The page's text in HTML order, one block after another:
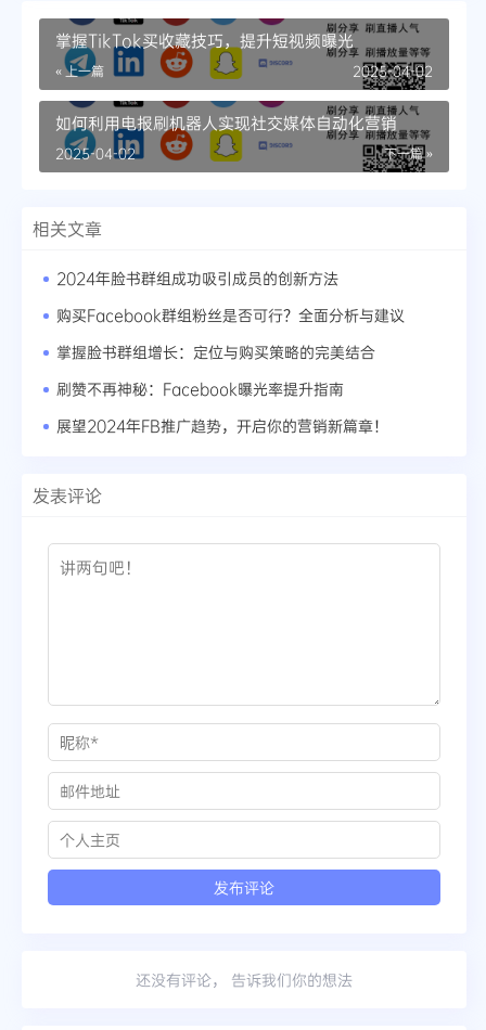
掌握TikTok买收藏技巧，提升短视频曝光
« 上一篇 2025-04-02
如何利用电报刷机器人实现社交媒体自动化营销
下一篇 »
2025-04-02
相关文章
2024年脸书群组成功吸引成员的创新方法
购买Facebook群组粉丝是否可行？全面分析与建议
掌握脸书群组增长：定位与购买策略的完美结合
刷赞不再神秘：Facebook曝光率提升指南
展望2024年FB推广趋势，开启你的营销新篇章！
发表评论
还没有评论， 告诉我们你的想法